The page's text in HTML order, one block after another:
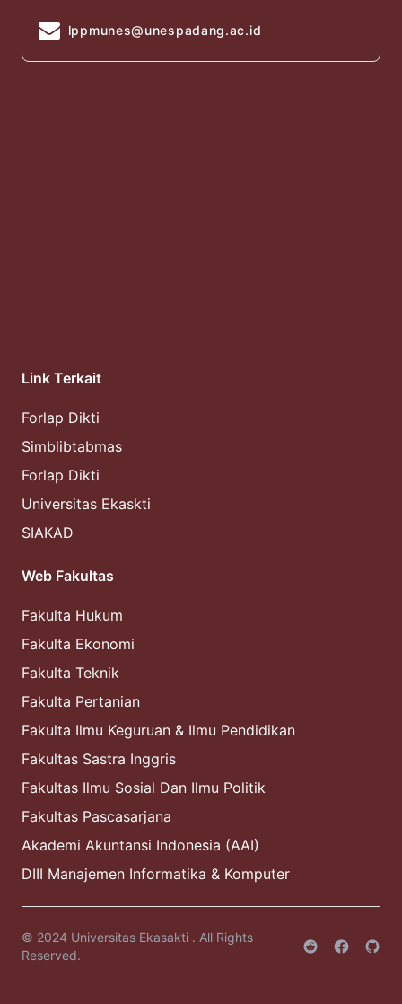
lppmunes@unespadang.ac.id
Link Terkait
Forlap Dikti
Simblibtabmas
Forlap Dikti
Universitas Ekaskti
SIAKAD
Web Fakultas
Fakulta Hukum
Fakulta Ekonomi
Fakulta Teknik
Fakulta Pertanian
Fakulta Ilmu Keguruan & Ilmu Pendidikan
Fakultas Sastra Inggris
Fakultas Ilmu Sosial Dan Ilmu Politik
Fakultas Pascasarjana
Akademi Akuntansi Indonesia (AAI)
DIII Manajemen Informatika & Komputer
© 2024 Universitas Ekasakti . All Rights
Reserved.